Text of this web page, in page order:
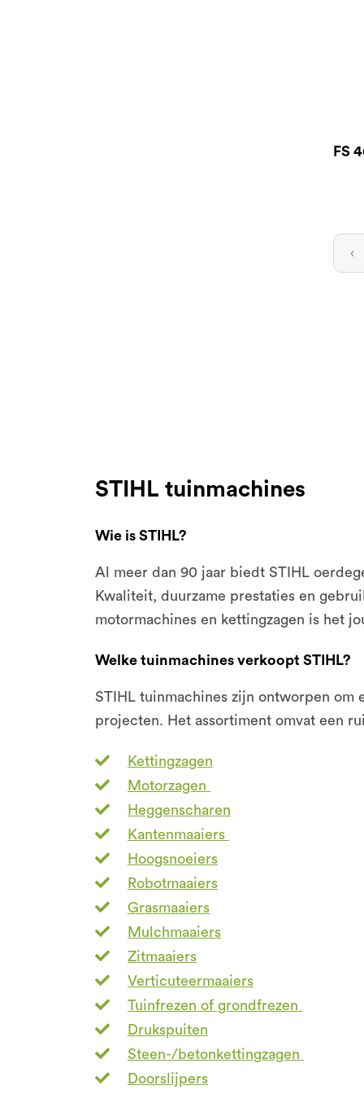
FS
‹
STIHL tuinmachines
Wie is STIHL?
Al meer dan 90 jaar biedt STIHL
Kwaliteit, duurzame prestaties en
motormachines en kettingzagen is het
Welke tuinmachines verkoopt STIHL?
STIHL tuinmachines zijn ontworpen om
projecten. Het assortiment omvat een
Kettingzagen
Motorzagen
Heggenscharen
Kantenmaaiers
Hoogsnoeiers
Robotmaaiers
Grasmaaiers
Mulchmaaiers
Zitmaaiers
Verticuteermaaiers
Tuinfrezen of grondfrezen
Drukspuiten
Steen-/betonkettingzagen
Doorslijpers